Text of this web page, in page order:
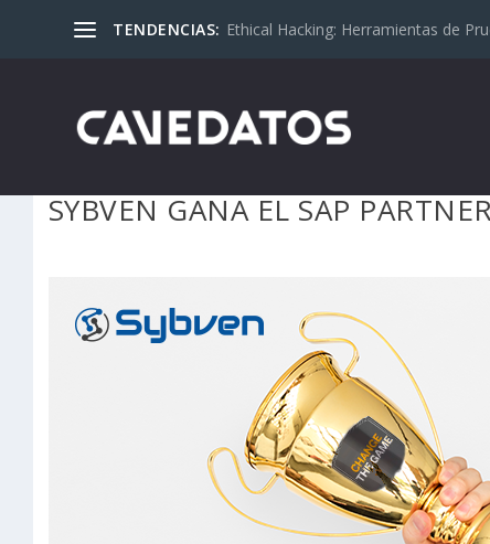
TENDENCIAS: Ethical Hacking: Herramientas de
SYBVEN GANA EL SAP